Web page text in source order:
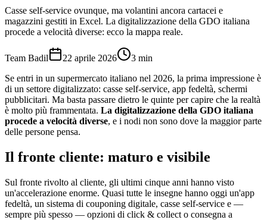
Casse self-service ovunque, ma volantini ancora cartacei e
magazzini gestiti in Excel. La digitalizzazione della GDO italiana
procede a velocità diverse: ecco la mappa reale.
Team Badil 22 aprile 2026 3 min
Se entri in un supermercato italiano nel 2026, la prima impressione è
di un settore digitalizzato: casse self-service, app fedeltà, schermi
pubblicitari. Ma basta passare dietro le quinte per capire che la realtà
è molto più frammentata. La digitalizzazione della GDO italiana
procede a velocità diverse, e i nodi non sono dove la maggior parte
delle persone pensa.
Il fronte cliente: maturo e visibile
Sul fronte rivolto al cliente, gli ultimi cinque anni hanno visto
un'accelerazione enorme. Quasi tutte le insegne hanno oggi un'app
fedeltà, un sistema di couponing digitale, casse self-service e —
sempre più spesso — opzioni di click & collect o consegna a